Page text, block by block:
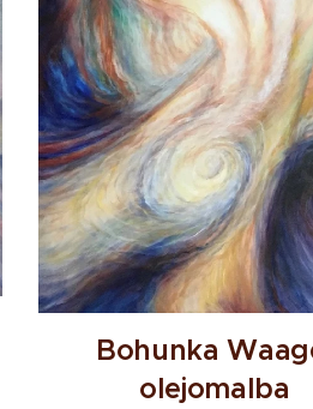
Bohunka
olejomalba